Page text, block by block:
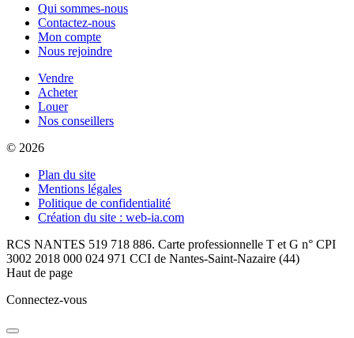
Qui sommes-nous
Contactez-nous
Mon compte
Nous rejoindre
Vendre
Acheter
Louer
Nos conseillers
© 2026
Plan du site
Mentions légales
Politique de confidentialité
Création du site : web-ia.com
RCS NANTES 519 718 886. Carte professionnelle T et G n° CPI
3002 2018 000 024 971 CCI de Nantes-Saint-Nazaire (44)
Haut de page
Connectez-vous